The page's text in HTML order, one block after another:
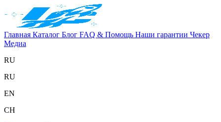
Главная Каталог Блог FAQ & Помощь Наши гарантии Чекер
Медиа
RU
RU
EN
CH